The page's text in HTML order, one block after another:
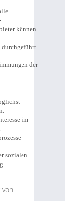
können
durchgeführt
der
im
sozialen